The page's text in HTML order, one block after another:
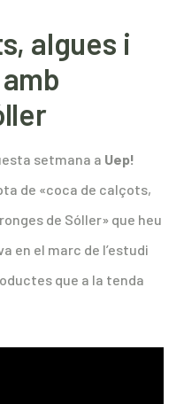
algues i
setmana a Uep!
de «coca de calçots,
de Sóller» que heu
en el marc de l’estudi
que a la tenda